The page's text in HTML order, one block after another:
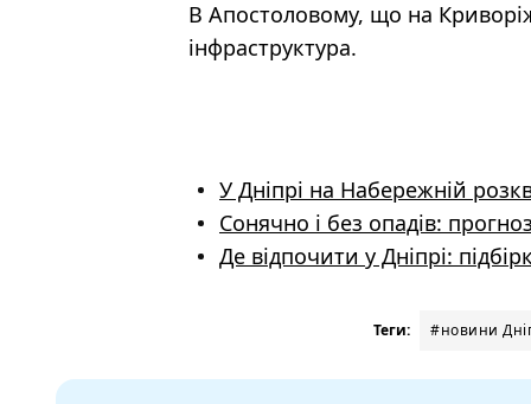
В Апостоловому, що на
інфраструктура.
У Дніпрі на Набережній
Сонячно і без опадів:
Де відпочити у Дніпрі:
Теги: #новини